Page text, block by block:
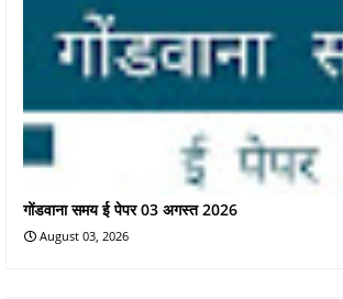
गोंडवाना समय ई पेपर 03 अगस्त 2026
August 03, 2026